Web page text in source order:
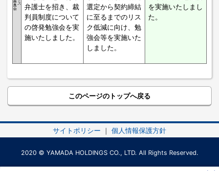
弁護士を招き、裁
判員制度について
の啓発勉強会を実
施いたしました。
選定から契約締結
に至るまでのリス
ク低減に向け、勉
強会等を実施いた
しました。
を実施いたしまし
た。
このページのトップへ戻る
サイトポリシー ｜ 個人情報保護方針
2020 © YAMADA HOLDINGS CO., LTD. All Rights Reserved.